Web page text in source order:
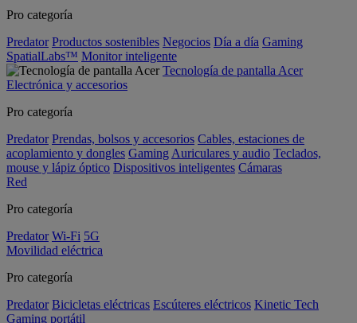
Pro categoría
Predator Productos sostenibles Negocios Día a día Gaming
SpatialLabs™ Monitor inteligente
Tecnología de pantalla Acer
Electrónica y accesorios
Pro categoría
Predator Prendas, bolsos y accesorios Cables, estaciones de
acoplamiento y dongles Gaming Auriculares y audio Teclados,
mouse y lápiz óptico Dispositivos inteligentes Cámaras
Red
Pro categoría
Predator Wi-Fi 5G
Movilidad eléctrica
Pro categoría
Predator Bicicletas eléctricas Escúteres eléctricos Kinetic Tech
Gaming portátil